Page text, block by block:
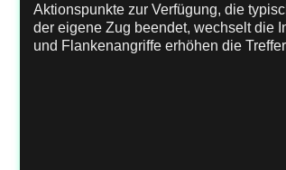
Aktionspunkte zur Verfügung, die
der eigene Zug beendet, wechselt die
und Flankenangriffe erhöhen die